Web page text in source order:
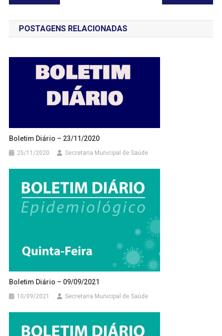
de
Post
POSTAGENS RELACIONADAS
Boletim Diário – 23/11/2020
25/11/2020 Secretaria Municipal de Saúde
Boletim Diário – 09/09/2021
10/09/2021 Secretaria Municipal de Saúde